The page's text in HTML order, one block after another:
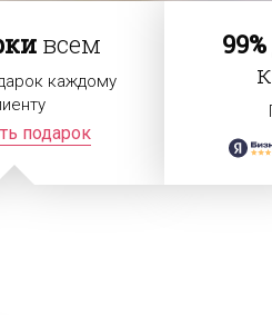
всем
каждому
подарок
99%